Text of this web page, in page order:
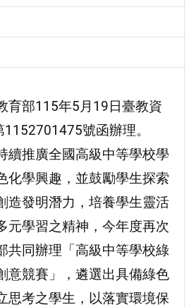
育部115年5月19日臺教資
號函辦理。
續推廣全國高級中等學校學
化學興趣，並鼓勵學生探索
造發明潛力，培養學生靈活
元學習之精神，今年度再次
共同辦理「高級中等學校綠
意競賽」，遴選出具備綠色
思考之學生，以落實環境保